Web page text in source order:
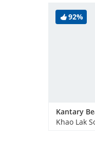
92%
Khao Lak